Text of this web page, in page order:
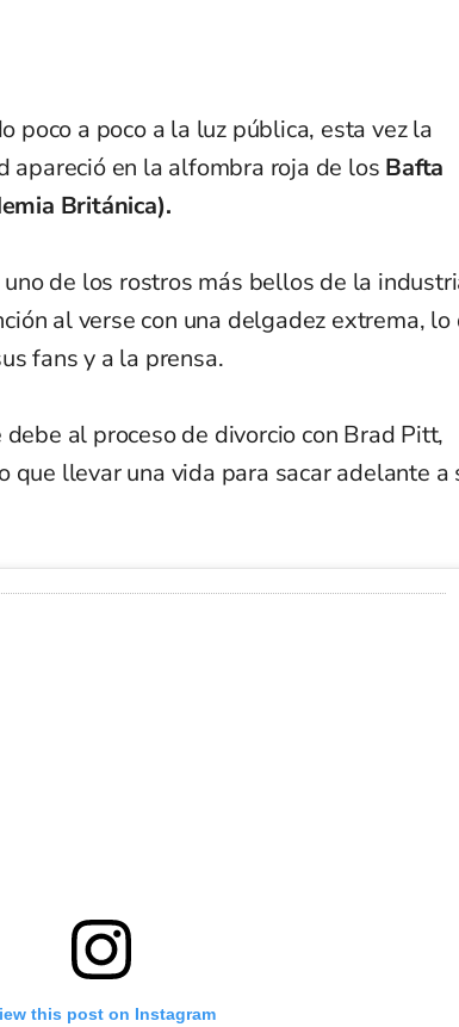
poco a poco a la luz pública, esta vez la
apareció en la alfombra roja de los Bafta
Británica).
de los rostros más bellos de la
al verse con una delgadez extrema, lo
fans y a la prensa.
al proceso de divorcio con Brad Pitt,
que llevar una vida para sacar adelante a
this post on Instagram